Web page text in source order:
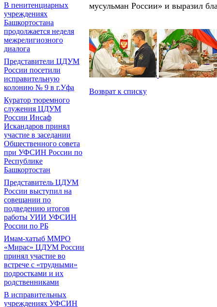
В пенитенциарных
учреждениях
Башкортостана
продолжается неделя
межрелигиозного
диалога
Представители ЦДУМ
России посетили
исправительную
колонию № 9 в г.Уфа
Куратор тюремного
служения ЦДУМ
России Инсаф
Искандаров принял
участие в заседании
Общественного совета
при УФСИН России по
Республике
Башкортостан
Представитель ЦДУМ
России выступил на
совещании по
подведению итогов
работы УИИ УФСИН
России по РБ
Имам-хатыб ММРО
«Мирас» ЦДУМ России
принял участие во
встрече с «трудными»
подростками и их
родственниками
В исправительных
учреждениях УФСИН
мусульман России» и выразил
Возврат к списку